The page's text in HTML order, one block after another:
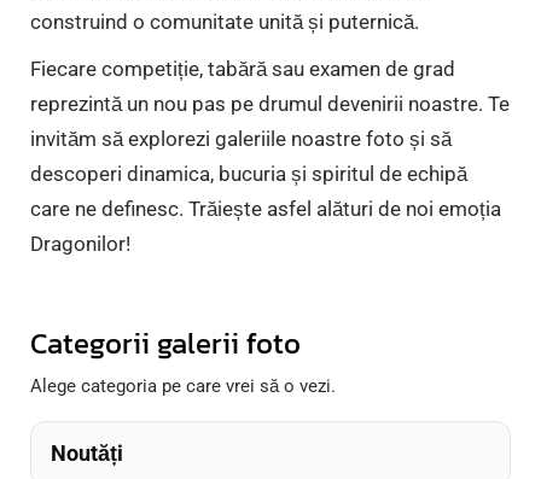
construind o comunitate unită și puternică.
Fiecare competiție, tabără sau examen de grad
reprezintă un nou pas pe drumul devenirii noastre. Te
invităm să explorezi galeriile noastre foto și să
descoperi dinamica, bucuria și spiritul de echipă
care ne definesc. Trăiește asfel alături de noi emoția
Dragonilor!
Categorii galerii foto
Alege categoria pe care vrei să o vezi.
Noutăți